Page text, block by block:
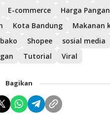
E-commerce Harga Pangan
Kota Bandung
Shopee sosial media
Tutorial Viral
Bagikan